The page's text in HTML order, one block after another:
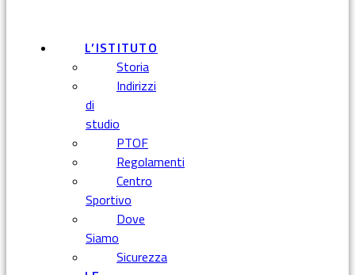
L’ISTITUTO
Storia
Indirizzi
di
studio
PTOF
Regolamenti
Centro
Sportivo
Dove
Siamo
Sicurezza